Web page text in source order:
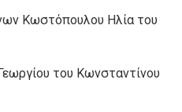
Κωστόπουλου Ηλία του
του Κωνσταντίνου